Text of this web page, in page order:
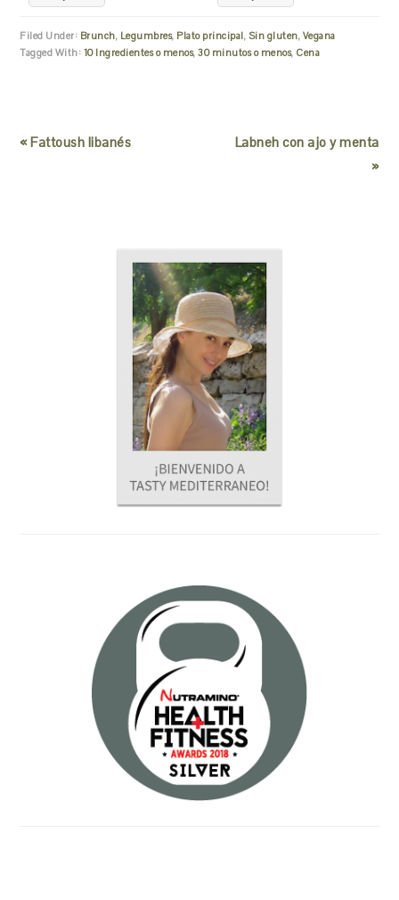
Filed Under: Brunch, Legumbres, Plato principal, Sin gluten, Vegana
Tagged With: 10 Ingredientes o menos,30 minutos o menos, Cena
« Fattoush libanés
Labneh con ajo y menta
»
INTERACTIONS